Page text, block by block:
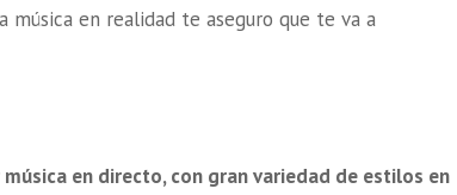
en realidad te aseguro que te va a
en directo, con gran variedad de estilos en